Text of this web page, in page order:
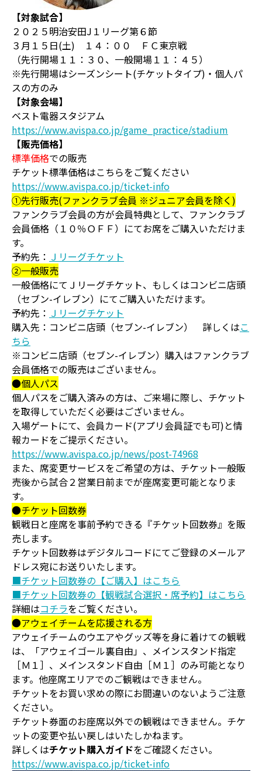
【対象試合】
２０２５明治安田J１リーグ第６節
３月１５日(土) １４：００ ＦＣ東京戦
（先行開場１１：３０、一般開場１１：４５）
※先行開場はシーズンシート(チケットタイプ)・個人パ
スの方のみ
【対象会場】
ベスト電器スタジアム
https://www.avispa.co.jp/game_practice/stadium
【販売価格】
標準価格での販売
チケット標準価格はこちらをご覧ください
https://www.avispa.co.jp/ticket-info
①先行販売(ファンクラブ会員 ※ジュニア会員を除く)
ファンクラブ会員の方が会員特典として、ファンクラブ
会員価格（１０％ＯＦＦ）にてお席をご購入いただけま
す。
予約先： Ｊリーグチケット
➁一般販売
一般価格にてＪリーグチケット、もしくはコンビニ店頭
（セブン-イレブン）にてご購入いただけます。
予約先： Ｊリーグチケット
購入先：コンビニ店頭（セブン-イレブン） 詳しくはこ
ちら
※コンビニ店頭（セブン-イレブン）購入はファンクラブ
会員価格での販売はございません。
●個人パス
個人パスをご購入済みの方は、ご来場に際し、チケット
を取得していただく必要はございません。
入場ゲートにて、会員カード(アプリ会員証でも可)と情
報カードをご提示ください。
https://www.avispa.co.jp/news/post-74968
また、席変更サービスをご希望の方は、チケット一般販
売後から試合２営業日前までが座席変更可能となりま
す。
●チケット回数券
観戦日と座席を事前予約できる『チケット回数券』を販
売します。
チケット回数券はデジタルコードにてご登録のメールア
ドレス宛にお送りいたします。
■チケット回数券の【ご購入】はこちら
■チケット回数券の【観戦試合選択・席予約】はこちら
詳細はコチラをご覧ください。
●アウェイチームを応援される方
アウェイチームのウエアやグッズ等を身に着けての観戦
は、「アウェイゴール裏自由」、メインスタンド指定
［Ｍ１］、メインスタンド自由［Ｍ１］のみ可能となり
ます。他座席エリアでのご観戦はできません。
チケットをお買い求めの際にお間違いのないようご注意
ください。
チケット券面のお座席以外での観戦はできません。チケ
ットの変更や払い戻しはいたしかねます。
詳しくはチケット購入ガイドをご確認ください。
https://www.avispa.co.jp/ticket-info